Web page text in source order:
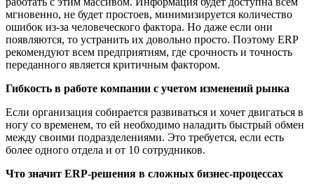
мгновенно, не будет простоев, минимизируется количество
ошибок из-за человеческого фактора. Но даже если они
появляются, то устранить их довольно просто. Поэтому ERP
рекомендуют всем предприятиям, где срочность и точность
переданного является критичным фактором.
Гибкость в работе компании с учетом изменений рынка
Если организация собирается развиваться и хочет двигаться в
ногу со временем, то ей необходимо наладить быстрый обмен
между своими подразделениями. Это требуется, если есть
более одного отдела и от 10 сотрудников.
Что значит ERP-решения в сложных бизнес-процессах